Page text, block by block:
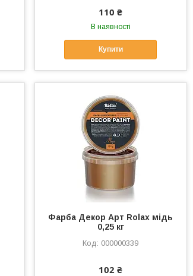
110 ₴
В наявності
Купити
Фарба Декор Арт Rolax мідь
0,25 кг
000000339
102 ₴